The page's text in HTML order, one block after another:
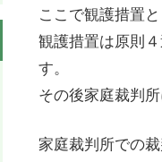
ここで観護措置
観護措置は原則
す。
その後家庭裁判
家庭裁判所での